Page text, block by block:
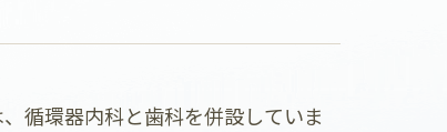
循環器内科と歯科を併設していま